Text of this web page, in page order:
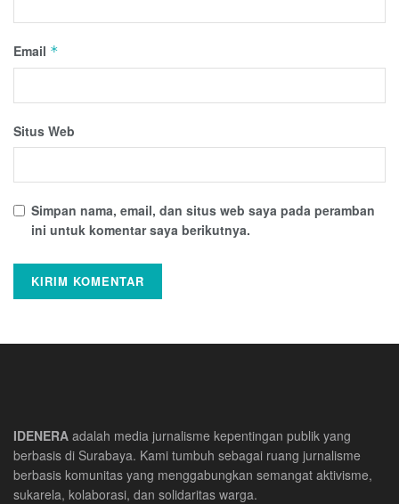
Email *
Situs Web
Simpan nama, email, dan situs web saya pada peramban
ini untuk komentar saya berikutnya.
IDENERA adalah media jurnalisme kepentingan publik yang
berbasis di Surabaya. Kami tumbuh sebagai ruang jurnalisme
berbasis komunitas yang menggabungkan semangat aktivisme,
sukarela, kolaborasi, dan solidaritas warga.